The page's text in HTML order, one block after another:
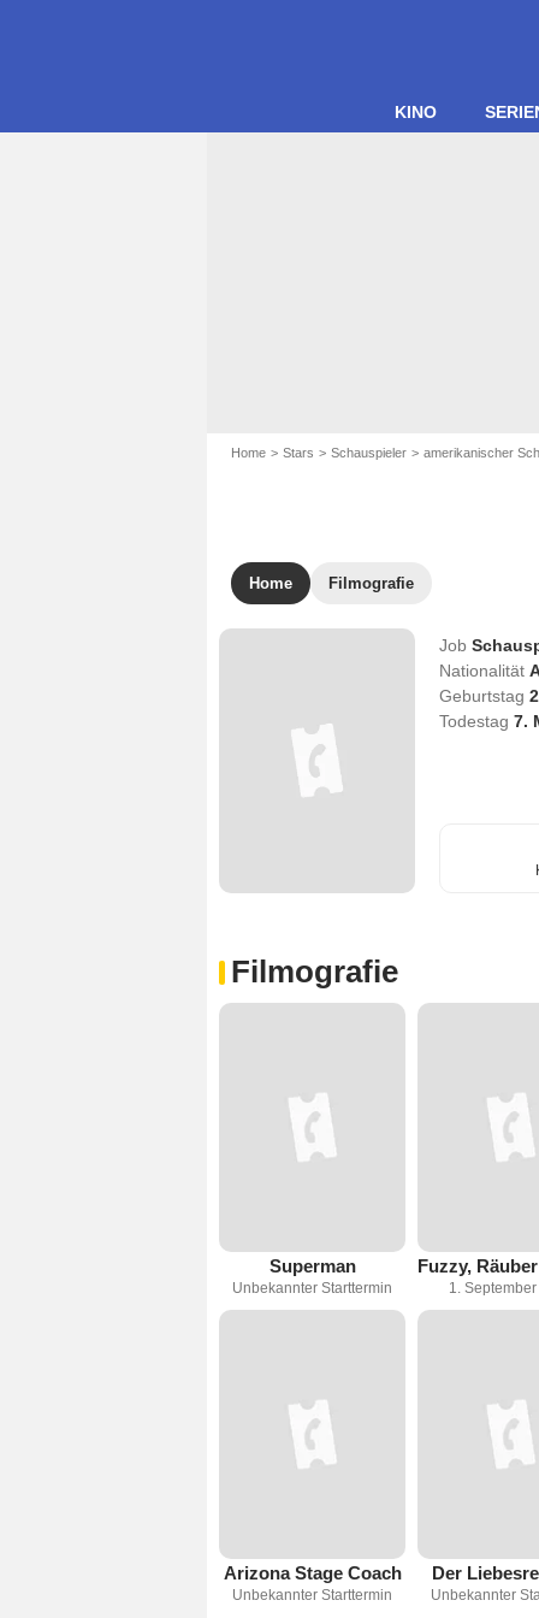
KINO
Home Stars Schauspieler amerikanischer
Home Filmografie
Job
Nationalität
Geburtstag
Todestag 7.
Filmografie
Superman
Unbekannter Starttermin 1.
Arizona Stage Coach
Unbekannter Starttermin
Der
Unbekannter